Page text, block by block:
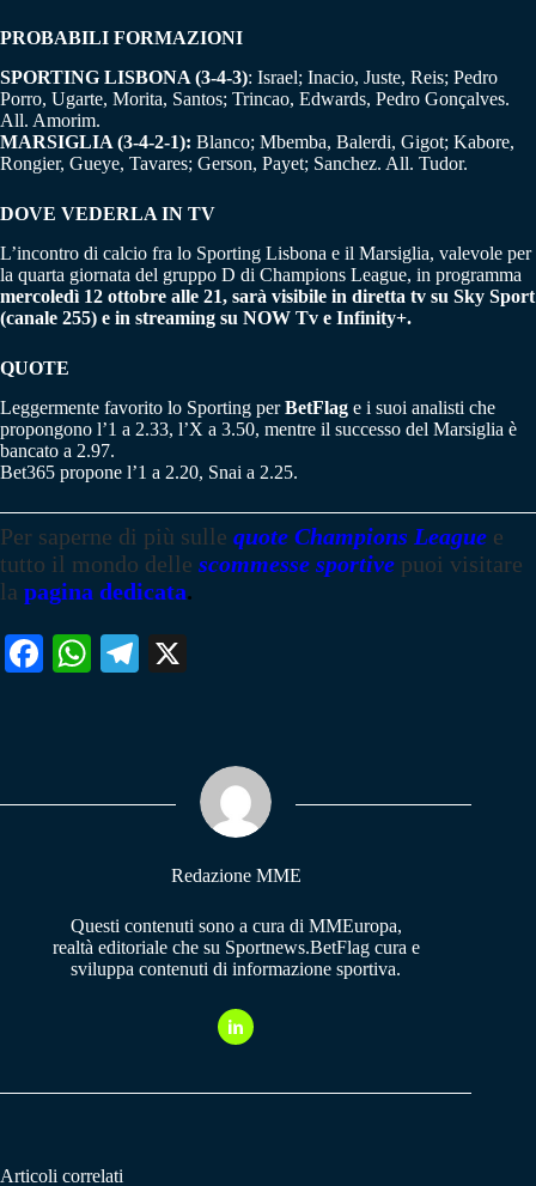
PROBABILI FORMAZIONI
SPORTING LISBONA (3-4-3): Israel; Inacio, Juste, Reis; Pedro
Porro, Ugarte, Morita, Santos; Trincao, Edwards, Pedro Gonçalves.
All. Amorim.
MARSIGLIA (3-4-2-1): Blanco; Mbemba, Balerdi, Gigot; Kabore,
Rongier, Gueye, Tavares; Gerson, Payet; Sanchez. All. Tudor.
DOVE VEDERLA IN TV
L’incontro di calcio fra lo Sporting Lisbona e il Marsiglia, valevole per
la quarta giornata del gruppo D di Champions League, in programma
mercoledì 12 ottobre alle 21, sarà visibile in diretta tv su Sky Sport
(canale 255) e in streaming su NOW Tv e Infinity+.
QUOTE
Leggermente favorito lo Sporting perBetFlag e i suoi analisti che
propongono l’1 a 2.33, l’X a 3.50, mentre il successo del Marsiglia è
bancato a 2.97.
Bet365 propone l’1 a 2.20, Snai a 2.25.
Per saperne di più sulle quote Champions League e
tutto il mondo delle scommesse sportive puoi visitare
la pagina dedicata.
Fa W
pp
Te
m
Redazione MME
Questi contenuti sono a cura di MMEuropa,
realtà editoriale che su Sportnews.BetFlag cura e
sviluppa contenuti di informazione sportiva.
Articoli correlati